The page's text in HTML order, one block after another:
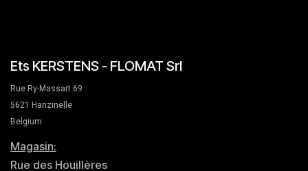
Ets KERSTENS - FLOMAT Srl
Rue Ry-Massart 69
5621 Hanzinelle
Belgium
Magasin:
Rue des Houillères